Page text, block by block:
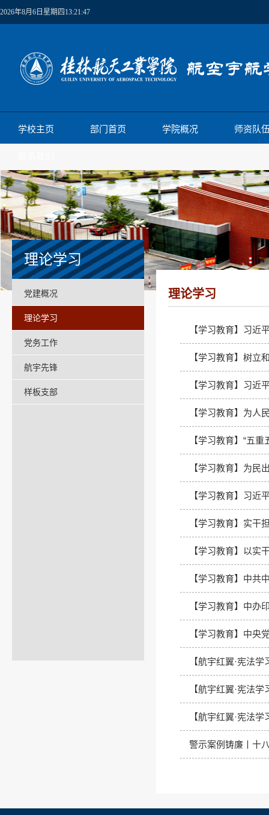
2026年8月6日星期四13:21:48
学校主页 部门首页 学院概况 师资队
理论学习
党建概况
理论学习
党务工作
航宇先锋
样板支部
理论学习
【学习教育】习近
【学习教育】树
【学习教育】习近
【学习教育】为
【学习教育】“五
【学习教育】为民
【学习教育】习近
【学习教育】实
【学习教育】以实
【学习教育】中
【学习教育】中办
【学习教育】中央
【航宇红翼·宪法
【航宇红翼·宪法
【航宇红翼·宪法
警示案例铸廉丨十